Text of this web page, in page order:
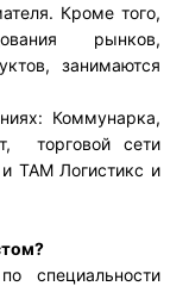
Кроме того,
рынков,
занимаются
Коммунарка,
торговой сети
ТАМ Логистикс и
специальности